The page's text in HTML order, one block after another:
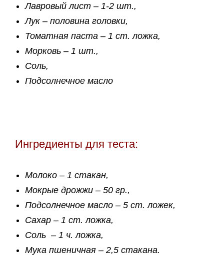
Лавровый лист – 1-2 шт.,
Лук – половина головки,
Томатная паста – 1 ст. ложка,
Морковь – 1 шт.,
Соль,
Подсолнечное масло
Ингредиенты для теста:
Молоко – 1 стакан,
Мокрые дрожжи – 50 гр.,
Подсолнечное масло – 5 ст. ложек,
Сахар – 1 ст. ложка,
Соль – 1 ч. ложка,
Мука пшеничная – 2,5 стакана.